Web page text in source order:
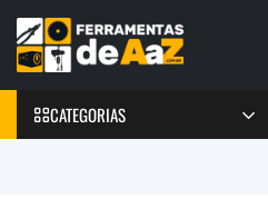
CATEGORIAS